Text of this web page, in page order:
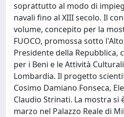
soprattutto al modo di
navali fino al XIII secolo. Il
volume, concepito per la
FUOCO, promossa sotto
Presidente della Repubblica,
per i Beni e le Attività
Lombardia. Il progetto
Cosimo Damiano Fonseca,
Claudio Strinati. La mostra si
marzo nel Palazzo Reale di